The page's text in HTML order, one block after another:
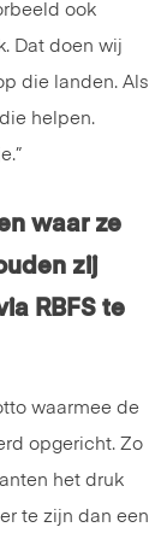
ook
Dat doen wij
die landen. Als
helpen.
waar ze
zij
RBFS te
waarmee de
opgericht. Zo
het druk
te zijn dan een